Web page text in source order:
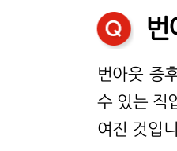
번
번아웃 증
수 있는 직
여진 것입